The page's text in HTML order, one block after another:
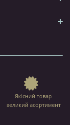
Якісний товар
великий асортимент